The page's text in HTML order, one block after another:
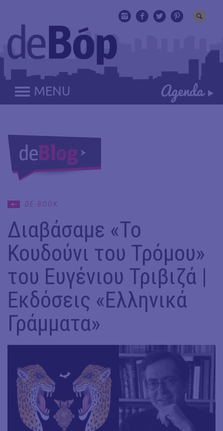
MENU
DE-BOOK
Διαβάσαμε «Το
Κουδούνι του Τρόμου»
του Ευγένιου Τριβιζά |
Εκδόσεις «Ελληνικά
Γράμματα»